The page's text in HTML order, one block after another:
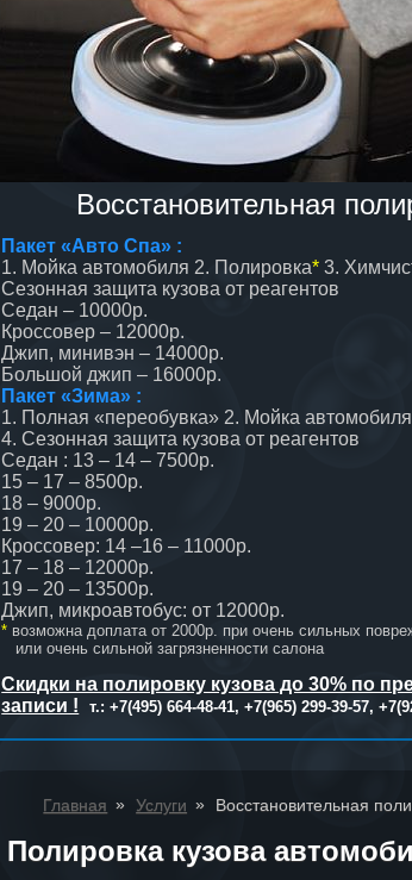
Восстановительная
Пакет «Авто Спа» :
1. Мойка автомобиля 2. Полировка* 3.
Сезонная защита кузова от реагентов
Седан – 10000р.
Кроссовер – 12000р.
Джип, минивэн – 14000р.
Большой джип – 16000р.
Пакет «Зима» :
1. Полная «переобувка» 2. Мойка
4. Сезонная защита кузова от реагентов
Седан : 13 – 14 – 7500р.
15 – 17 – 8500р.
18 – 9000р.
19 – 20 – 10000р.
Кроссовер: 14 –16 – 11000р.
17 – 18 – 12000р.
19 – 20 – 13500р.
Джип, микроавтобус: от 12000р.
* возможна доплата от 2000р. при очень сильных
или очень сильной загрязненности салона
Скидки на полировку кузова до 30% по
записи !
т.: +7(495) 664-48-41, +7(965) 299-39-57,
Главная » Услуги » Восстановительная
Полировка кузова